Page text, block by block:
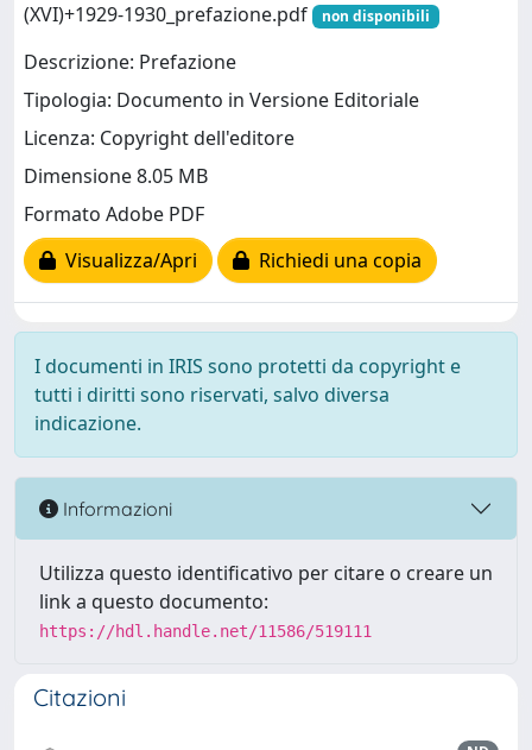
(XVI)+1929‑1930_prefazione.pdf
non disponibili
Descrizione: Prefazione
Tipologia: Documento in Versione Editoriale
Licenza: Copyright dell'editore
Dimensione 8.05 MB
Formato Adobe PDF
Visualizza/Apri
Richiedi una copia
I documenti in IRIS sono protetti da copyright e
tutti i diritti sono riservati, salvo diversa
indicazione.
Informazioni
Utilizza questo identificativo per citare o creare un
link a questo documento:
https://hdl.handle.net/11586/519111
Citazioni